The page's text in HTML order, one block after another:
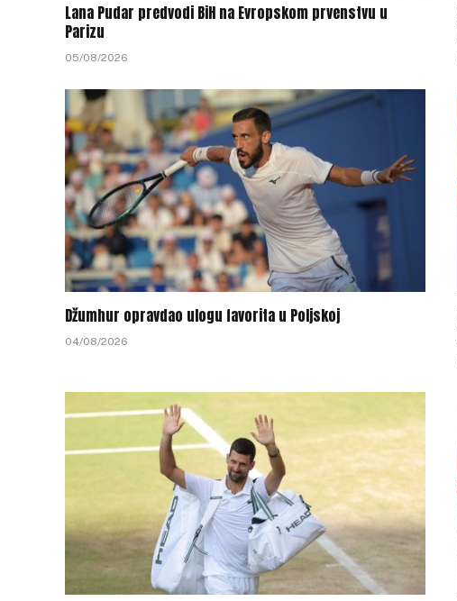
Lana Pudar predvodi BiH na Evropskom prvenstvu u
Parizu
05/08/2026
Džumhur opravdao ulogu favorita u Poljskoj
04/08/2026